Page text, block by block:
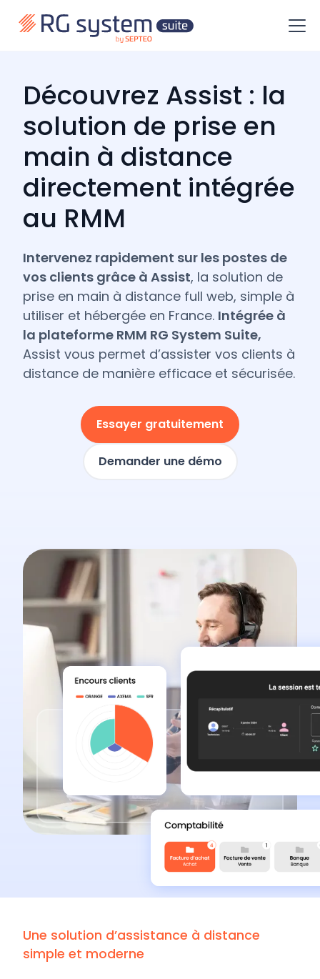
Découvrez Assist : la
solution de prise en
main à distance
directement intégrée
au RMM
Intervenez rapidement sur les postes de
vos clients grâce à Assist, la solution de
prise en main à distance full web, simple à
utiliser et hébergée en France. Intégrée à
la plateforme RMM RG System Suite,
Assist vous permet d’assister vos clients à
distance de manière efficace et sécurisée.
Essayer gratuitement
Demander une démo
Une solution d’assistance à distance
simple et moderne